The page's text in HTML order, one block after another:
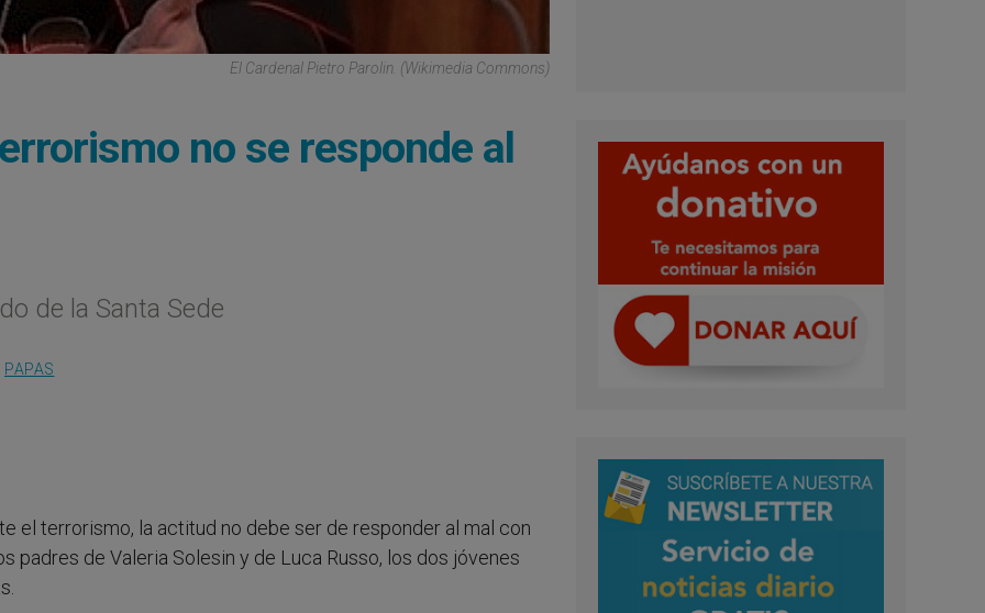
El Cardenal Pietro Parolin. (Wikimedia Commons)
no se responde al
de la Santa Sede
PAPAS
el terrorismo, la actitud no debe ser de responder al mal con
padres de Valeria Solesin y de Luca Russo, los dos jóvenes